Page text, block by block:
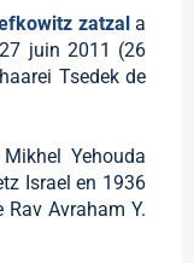
zatzal a
juin 2011 (26
Tsedek de
Yehouda
Israel en 1936
Rav Avraham Y.